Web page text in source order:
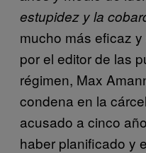
estupidez y la
mucho más eficaz
por el editor de las
régimen, Max
condena en la
acusado a cinco
haber planificado y